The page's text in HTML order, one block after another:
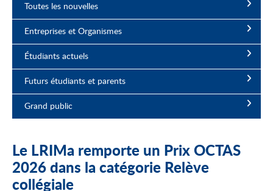
Toutes les nouvelles
Entreprises et Organismes
Étudiants actuels
Futurs étudiants et parents
Grand public
Le LRIMa remporte un Prix OCTAS
2026 dans la catégorie Relève
collégiale